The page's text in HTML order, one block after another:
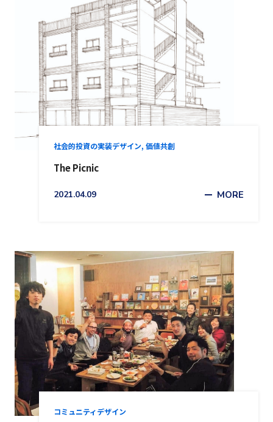
社会的投資の実装デザイン, 価値共創
The Picnic
2021.04.09 MORE
コミュニティデザイン